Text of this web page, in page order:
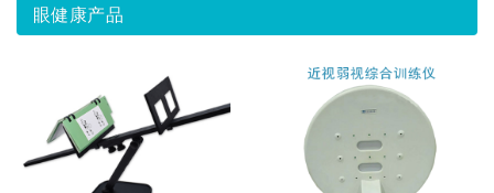
眼健康产品